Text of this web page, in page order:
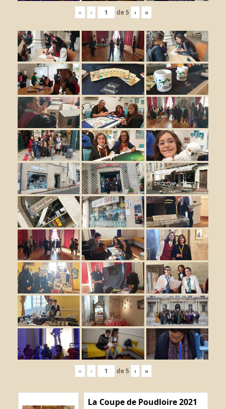
« ‹ de5 › »
« ‹ de5 › »
La Coupe de Poudloire 2021